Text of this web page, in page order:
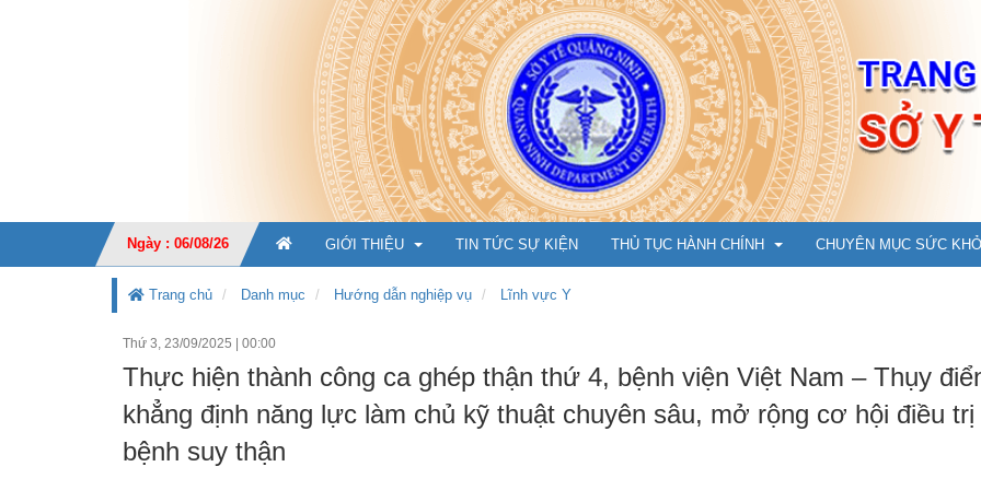
Ngày : 06/08/26 GIỚI THIỆU
CHỨC NĂNG, NHIỆM VỤ
TỔ CHỨC BỘ MÁYBan Giám đốc
TIN TỨC SỰ KIỆN THỦ TỤC HÀNH CHÍNH
Dân số, Bà mẹ - Trẻ em
Bảo trợ xã hội
CHUYÊN MỤC SỨC
An toàn tiêm chủng vắc
Hướng dẫn tiêm cho
Trang chủ Danh mục Hướng dẫn nghiệp vụ Lĩnh vực Y
Thứ 3, 23/09/2025 | 00:00
Thực hiện thành công ca ghép thận thứ 4, bệnh viện Việt Nam – Thụy
khẳng định năng lực làm chủ kỹ thuật chuyên sâu, mở rộng cơ hội điều
bệnh suy thận